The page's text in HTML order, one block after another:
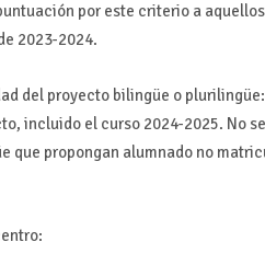
por este criterio a
2023-2024.
del proyecto bilingüe o
incluido el curso 2024-2025. No
que propongan alumnado no